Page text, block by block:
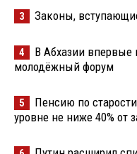
3 Законы,
4
В Абхазии
молодёжный форум
5
Пенсию по
уровне не ниже 40% от